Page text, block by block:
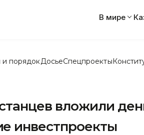
В мире
и порядок ДосьеСпецпроекты
вложили
инвестпроекты